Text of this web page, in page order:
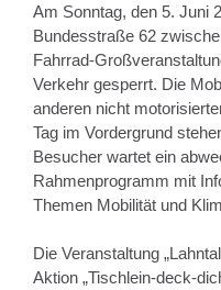
Am Sonntag, den 5. Juni
Bundesstraße 62
Fahrrad-
Verkehr gesperrt. Die
anderen nicht
Tag im Vordergrund
Besucher wartet ein
Rahmenprogramm mit
Themen Mobilität und
Die Veranstaltung
Aktion „Tischlein-deck-